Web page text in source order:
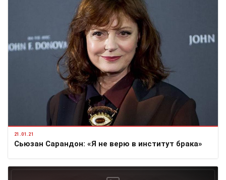
21.01.21
Сьюзан Сарандон: «Я не верю в институт брака»